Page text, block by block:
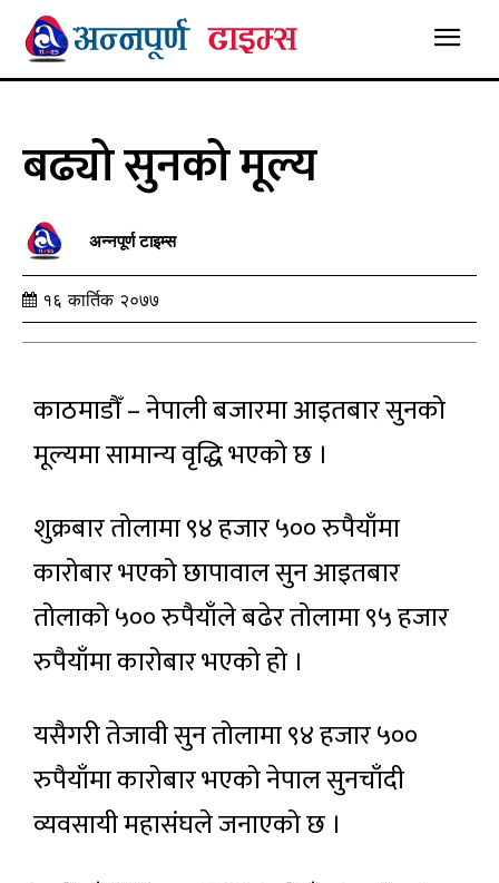
बढ्यो सुनको मूल्य
अन्नपूर्ण टाइम्स
१६ कार्तिक २०७७
काठमाडौँ – नेपाली बजारमा आइतबार सुनको
मूल्यमा सामान्य वृद्धि भएको छ ।
शुक्रबार तोलामा ९४ हजार ५०० रुपैयाँमा
कारोबार भएको छापावाल सुन आइतबार
तोलाको ५०० रुपैयाँले बढेर तोलामा ९५ हजार
रुपैयाँमा कारोबार भएको हो ।
यसैगरी तेजावी सुन तोलामा ९४ हजार ५००
रुपैयाँमा कारोबार भएको नेपाल सुनचाँदी
व्यवसायी महासंघले जनाएको छ ।